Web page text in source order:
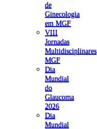
de
Ginecologia
em MGF
VIII
Jornadas
Multidisciplinares
MGF
Dia
Mundial
do
Glaucoma
2026
Dia
Mundial